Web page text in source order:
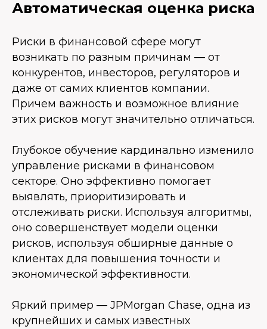
Автоматическая оценка риска
Риски в финансовой сфере могут
возникать по разным причинам — от
конкурентов, инвесторов, регуляторов и
даже от самих клиентов компании.
Причем важность и возможное влияние
этих рисков могут значительно отличаться.
Глубокое обучение кардинально изменило
управление рисками в финансовом
секторе. Оно эффективно помогает
выявлять, приоритизировать и
отслеживать риски. Используя алгоритмы,
оно совершенствует модели оценки
рисков, используя обширные данные о
клиентах для повышения точности и
экономической эффективности.
Яркий пример — JPMorgan Chase, одна из
крупнейших и самых известных